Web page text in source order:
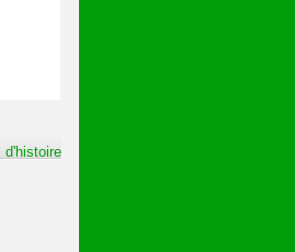
d'histoire